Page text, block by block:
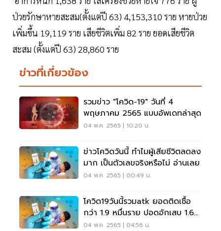
ป่วยรักษาหายสะสม(ตั้งแต่ปี 63) 4,153,310 ราย หายป่วย
เพิ่มขึ้น 19,119 ราย เสียชีวิตเพิ่ม 82 ราย ยอดเสียชีวิต
สะสม (ตั้งแต่ปี 63) 28,860 ราย
ข่าวที่เกี่ยวข้อง
รวมข่าว "โควิด-19" วันที่ 4
พฤษภาคม 2565 แบบอัพเดทล่าสุด
04 พ.ค. 2565 | 10:20 น.
ข่าวโควิดวันนี้ ทำไมผู้เสียชีวิตลดลง
มาก เป็นตัวเลขจริงหรือไม่ อ่านเลย
04 พ.ค. 2565 | 00:49 น.
โควิด19วันนี้รวมatk ยอดติดเชื้อ
กว่า 1.9 หมื่นราย ปอดอักเสบ 1.6
พันคน
04 พ.ค. 2565 | 04:56 น.